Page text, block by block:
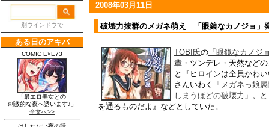
2008年03月11日
破壊力抜群のメガネ萌え 「眼鏡なカノジョ」
TOBI氏の 「眼鏡なカノジ
輩・ツンデレ・天然など
と『ヒロインは全員かわ
さんいわく
「メガネっ娘
しまうほどの破壊力」 。
を通るものだよ』などとしていた。